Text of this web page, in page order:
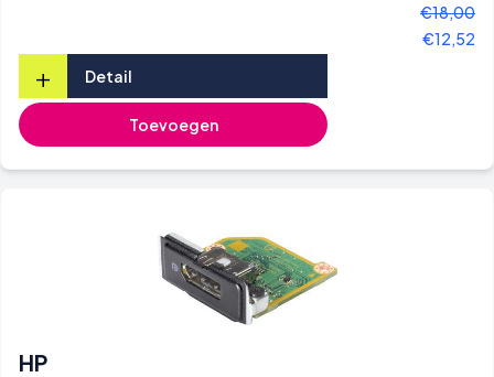
€18,00
€12,52
+ Detail
Toevoegen
HP